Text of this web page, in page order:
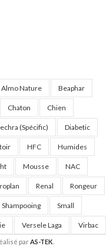
Almo Nature Beaphar
Chaton Chien
(Spécific) Diabetic
HFC Humides
Mousse NAC
Renal Rongeur
Shampooing Small
Versele Laga Virbac
parAS-TEK